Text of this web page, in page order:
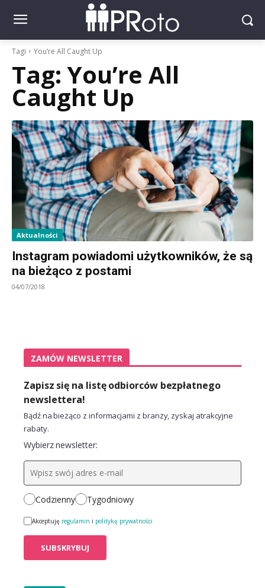
Tagi You’re All Caught Up
Tag:You’re All
Caught Up
Aktualności
Instagram powiadomi użytkowników, że są
na bieżąco z postami
04/07/2018
ZAMÓW NEWSLETTER
Zapisz się na listę odbiorców bezpłatnego
newslettera!
Bądź na bieżąco z informacjami z branży, zyskaj atrakcyjne
rabaty.
Wybierz newsletter:
Codzienny Tygodniowy
Akceptuję regulamin i politykę prywatności